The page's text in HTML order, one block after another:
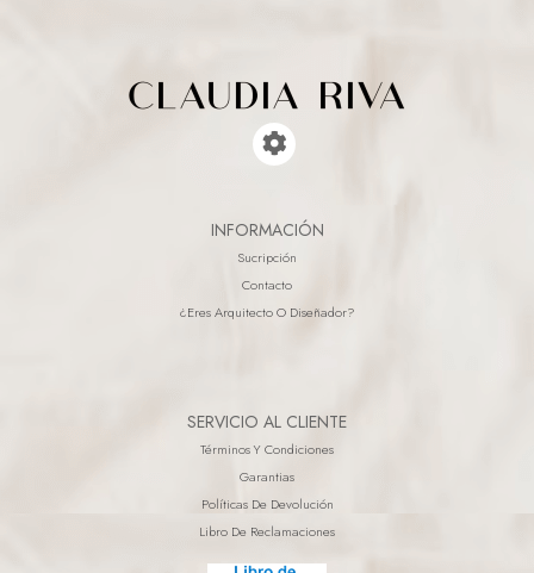
INFORMACIÓN
Sucripción
Contacto
¿eres Arquitecto O Diseñador?
SERVICIO AL CLIENTE
Términos Y Condiciones
Garantias
Políticas De Devolución
Libro De Reclamaciones